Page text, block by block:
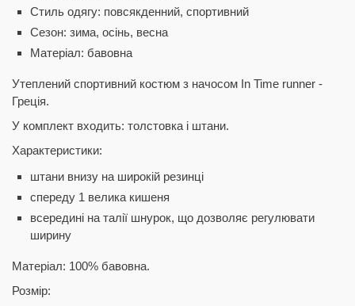
Стиль одягу: повсякденний, спортивний
Сезон: зима, осінь, весна
Матеріал: бавовна
Утеплений спортивний костюм з начосом In Time runner -
Греція.
У комплект входить: толстовка і штани.
Характеристики:
штани внизу на широкій резинці
спереду 1 велика кишеня
всередині на талії шнурок, що дозволяє регулювати
ширину
Матеріал: 100% бавовна.
Розмір: